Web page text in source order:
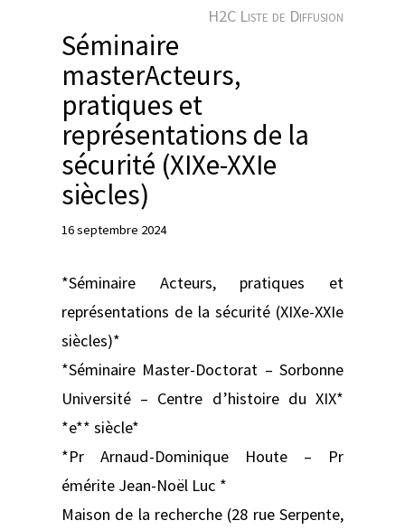
r
H2C Liste de Diffusion
Séminaire
masterActeurs,
pratiques et
représentations de la
sécurité (XIXe-XXIe
siècles)
16 septembre 2024
*Séminaire Acteurs, pratiques et
représentations de la sécurité (XIXe-XXIe
siècles)*
*Séminaire Master-Doctorat – Sorbonne
Université – Centre d’histoire du XIX*
*e** siècle*
*Pr Arnaud-Dominique Houte – Pr
émérite Jean-Noël Luc *
Maison de la recherche (28 rue Serpente,